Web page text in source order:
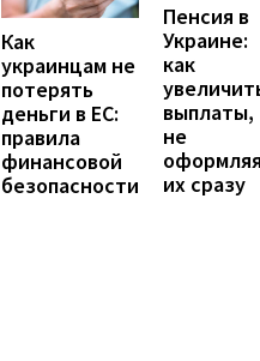
Как
украинцам не
потерять
деньги в ЕС:
правила
финансовой
безопасности
Пенсия в
Украине:
как
выплаты,
не
их сразу